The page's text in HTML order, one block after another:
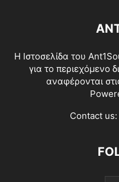
Η Ιστοσελίδα του
για το περιεχόμενο
αναφέρονται
Contact us: